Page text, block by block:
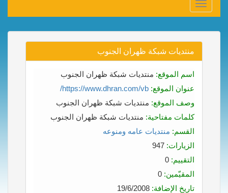
Toggle
navigation
منتديات شبكة ظهران الجنوب
اسم الموقع: منتديات شبكة ظهران الجنوب
عنوان الموقع: https://www.dhran.com/vb/
وصف الموقع: منتديات شبكة ظهران الجنوب
كلمات مفتاحية: منتديات شبكة ظهران الجنوب
القسم: منتديات عامه ومنوعه
الزيارات:
التقييم:
المقيّمين:
تاريخ الإضافة: